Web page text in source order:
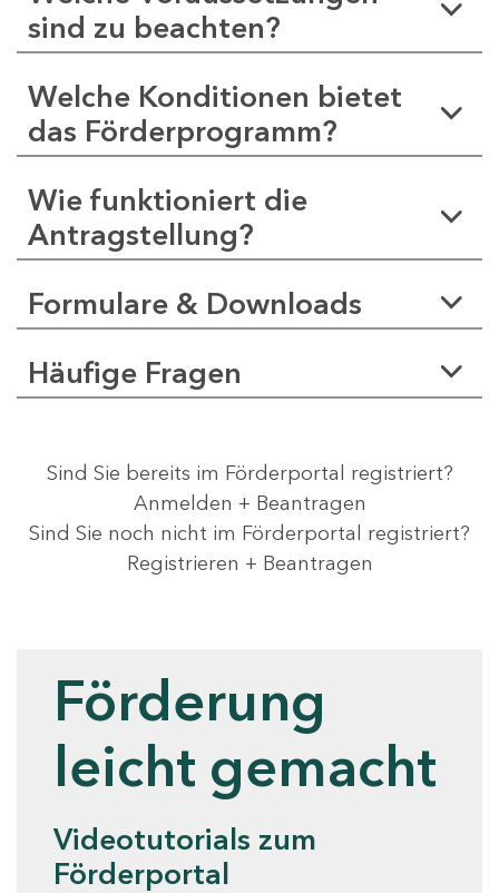
sind zu beachten?
Welche Konditionen bietet
das Förderprogramm?
Wie funktioniert die
Antragstellung?
Formulare & Downloads
Häufige Fragen
Sind Sie bereits im Förderportal registriert?
Anmelden + Beantragen
Sind Sie noch nicht im Förderportal registriert?
Registrieren + Beantragen
Förderung
leicht gemacht
Videotutorials zum
Förderportal